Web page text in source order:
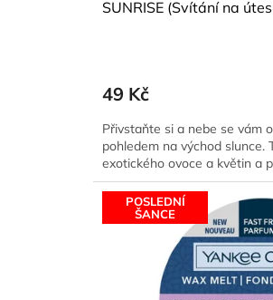
SUNRISE (Svítání na
49 Kč
Přivstaňte si a nebe se vám
pohledem na východ slunce.
exotického ovoce a květin a
POSLEDNÍ
ŠANCE